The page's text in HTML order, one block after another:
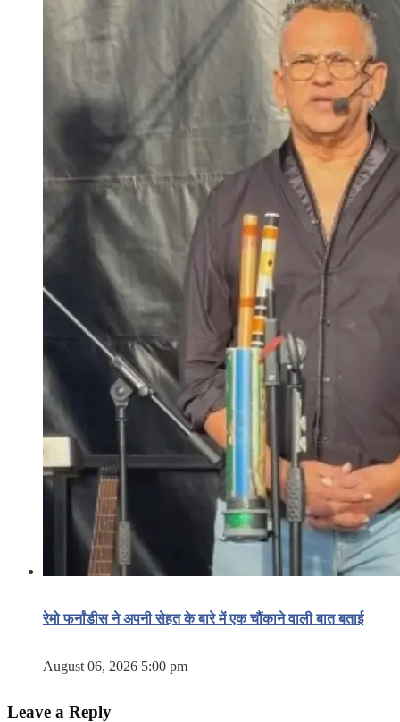
रेमो फर्नांडीस ने अपनी सेहत के बारे में एक चौंकाने वाली बात बताई
August 06, 2026 5:00 pm
Leave a Reply